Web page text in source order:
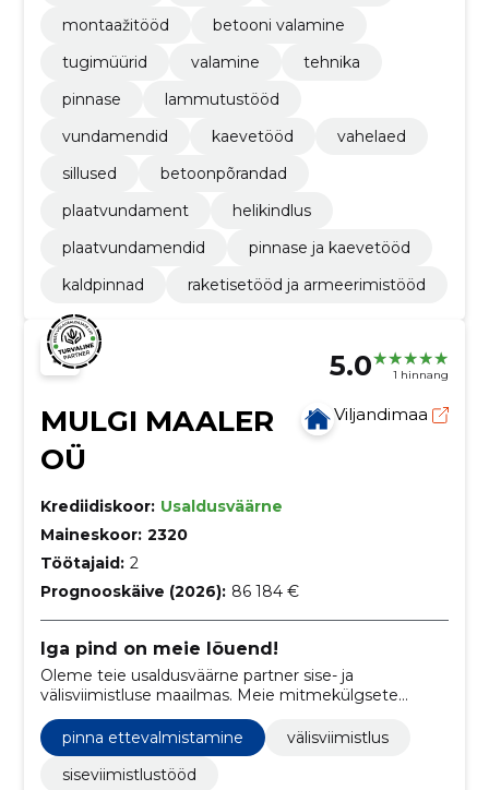
montaažitööd
betooni valamine
tugimüürid
valamine
tehnika
pinnase
lammutustööd
vundamendid
kaevetööd
vahelaed
sillused
betoonpõrandad
plaatvundament
helikindlus
plaatvundamendid
pinnase ja kaevetööd
kaldpinnad
raketisetööd ja armeerimistööd
5.0 1 hinnang
MULGI MAALER
OÜ
Viljandimaa
Krediidiskoor: Usaldusväärne
Maineskoor: 2320
Töötajaid: 2
Prognooskäive (2026): 86 184 €
Iga pind on meie lõuend!
Oleme teie usaldusväärne partner sise- ja
välisviimistluse maailmas. Meie mitmekülgsete
teenuste hulka kuuluvad isolatsiooniplaatide
paigaldus, õhekrohvissüsteemid, miksotsemendi
paigaldus, tapetseerimine, lauskrohvimine,
lauspahteldamine ning üldine viimistlus.
pinna ettevalmistamine
välisviimistlus
siseviimistlustööd